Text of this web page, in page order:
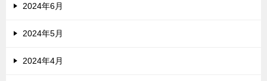
2024年6月
2024年5月
2024年4月